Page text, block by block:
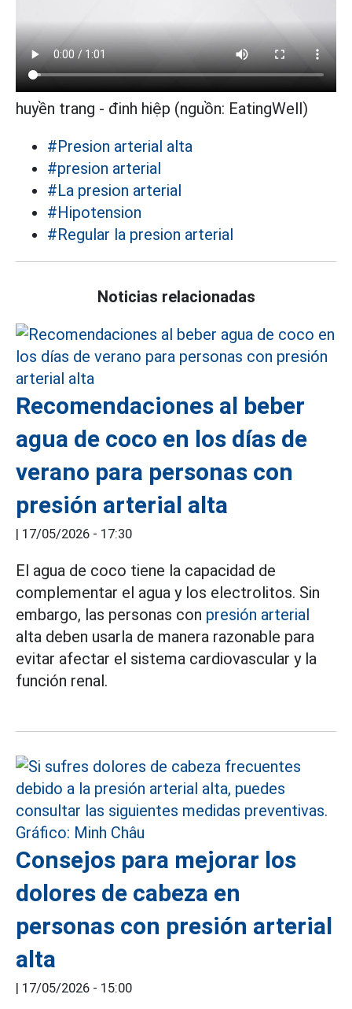
huyền trang - đinh hiệp (nguồn: EatingWell)
#Presion arterial alta
#presion arterial
#La presion arterial
#Hipotension
#Regular la presion arterial
Noticias relacionadas
Recomendaciones al beber
agua de coco en los días de
verano para personas con
presión arterial alta
| 17/05/2026 - 17:30
El agua de coco tiene la capacidad de
complementar el agua y los electrolitos. Sin
embargo, las personas con presión arterial
alta deben usarla de manera razonable para
evitar afectar el sistema cardiovascular y la
función renal.
Consejos para mejorar los
dolores de cabeza en
personas con presión arterial
alta
| 17/05/2026 - 15:00